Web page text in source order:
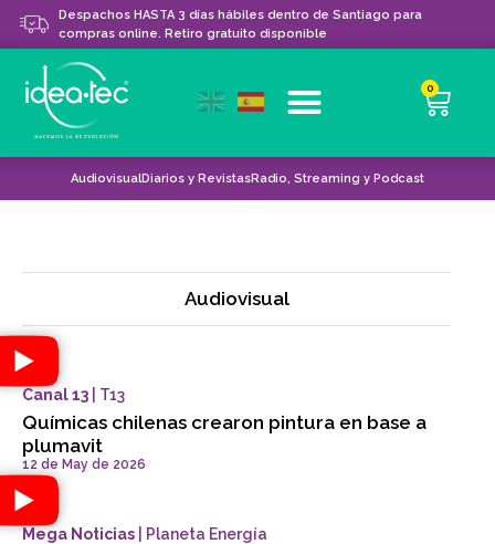
Despachos HASTA 3 días hábiles dentro de Santiago para
compras online. Retiro gratuito disponible
0
AudiovisualDiarios y Revistas​Radio, Streaming y Podcast
Audiovisual
Canal 13 | T13
Químicas chilenas crearon pintura en base a
plumavit
12 de May de 2026
Mega Noticias | Planeta Energía